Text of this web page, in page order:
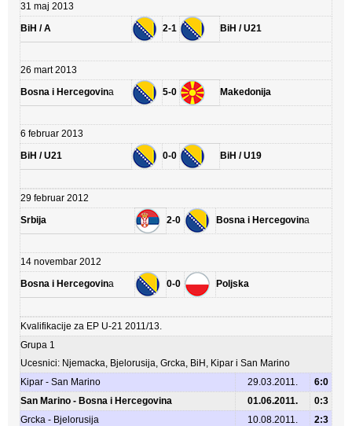
31 maj 2013
BiH / A
2-1 BiH / U21
26 mart 2013
Bosna i Hercegovina 5-0 Makedonija
6 februar 2013
BiH / U21
0-0 BiH / U19
29 februar 2012
Srbija
2-0 Bosna i Hercegovina
14 novembar 2012
Bosna i Hercegovina 0-0 Poljska
Kvalifikacije za EP U-21 2011/13.
Grupa 1
Ucesnici: Njemacka, Bjelorusija, Grcka, BiH, Kipar i San Marino
Kipar - San Marino
29.03.2011.
6:0
San Marino - Bosna i Hercegovina
01.06.2011.
0:3
Grcka - Bjelorusija
10.08.2011.
2:3